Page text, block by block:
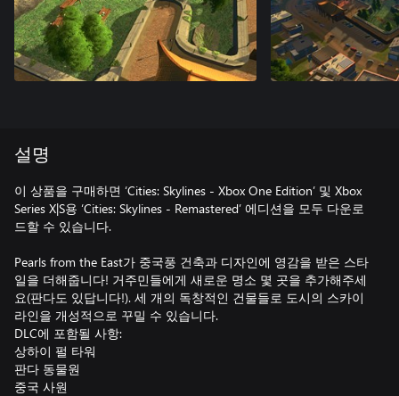
설명
이 상품을 구매하면 ‘Cities: Skylines - Xbox One Edition’ 및 Xbox
Series X|S용 ‘Cities: Skylines - Remastered’ 에디션을 모두 다운로
드할 수 있습니다.
Pearls from the East가 중국풍 건축과 디자인에 영감을 받은 스타
일을 더해줍니다! 거주민들에게 새로운 명소 몇 곳을 추가해주세
요(판다도 있답니다!). 세 개의 독창적인 건물들로 도시의 스카이
라인을 개성적으로 꾸밀 수 있습니다.
DLC에 포함될 사항:
상하이 펄 타워
판다 동물원
중국 사원